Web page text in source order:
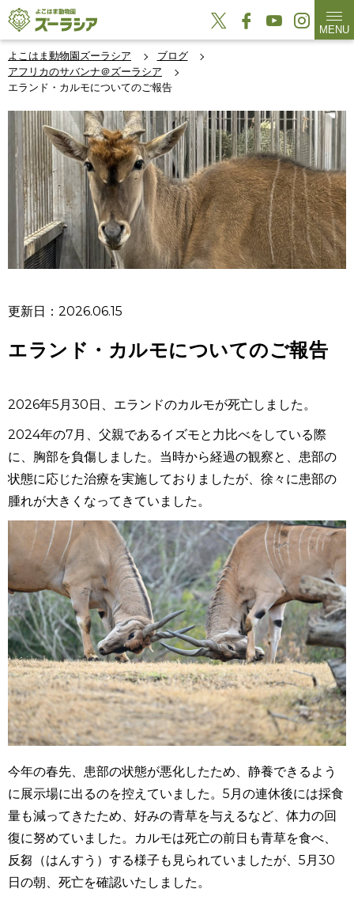
MENU
よこはま動物園ズーラシア
ブログ
アフリカのサバンナ＠ズーラシア
エランド・カルモについてのご報告
更新日：2026.06.15
エランド・カルモについてのご報告
2026年5月30日、エランドのカルモが死亡しました。
2024年の7月、父親であるイズモと力比べをしている際
に、胸部を負傷しました。当時から経過の観察と、患部の
状態に応じた治療を実施しておりましたが、徐々に患部の
腫れが大きくなってきていました。
今年の春先、患部の状態が悪化したため、静養できるよう
に展示場に出るのを控えていました。 5月の連休後には採食
量も減ってきたため、好みの青草を与えるなど、体力の回
復に努めていました。カルモは死亡の前日も青草を食べ、
反芻（はんすう）する様子も見られていましたが、5月30
日の朝、死亡を確認いたしました。